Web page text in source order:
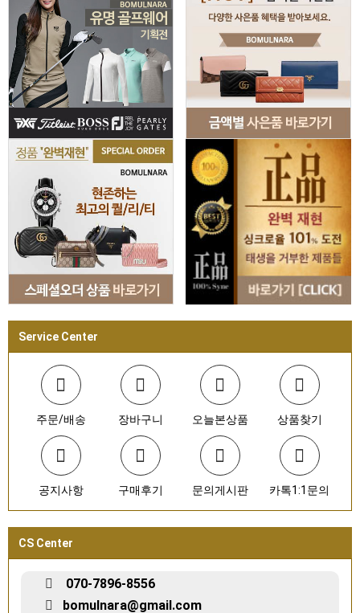
Service Center
주문/배송 장바구니 오늘본상품 상품찾기
공지사항 구매후기 문의게시판 카톡1:1문의
CS Center
070-7896-8556
bomulnara@gmail.com